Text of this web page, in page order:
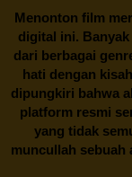
Menonton film
digital ini.
dari berbagai
hati dengan
dipungkiri bahwa
platform resmi
yang tidak
muncullah sebuah